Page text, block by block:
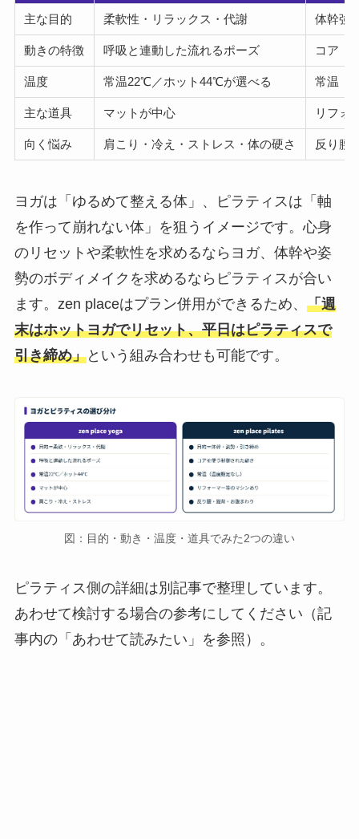
主な目的 柔軟性・リラックス・代謝 体幹強
動きの特徴 呼吸と連動した流れるポーズ コア（
温度 常温22℃／ホット44℃が選べる 常温（
主な道具 マットが中心 リフォ
向く悩み 肩こり・冷え・ストレス・体の硬さ 反り腰
ヨガは「ゆるめて整える体」、ピラティスは「軸
を作って崩れない体」を狙うイメージです。心身
のリセットや柔軟性を求めるならヨガ、体幹や姿
勢のボディメイクを求めるならピラティスが合い
ます。zen placeはプラン併用ができるため、 「週
末はホットヨガでリセット、平日はピラティスで
引き締め」という組み合わせも可能です。
図：目的・動き・温度・道具でみた2つの違い
ピラティス側の詳細は別記事で整理しています。
あわせて検討する場合の参考にしてください（記
事内の「あわせて読みたい」を参照）。